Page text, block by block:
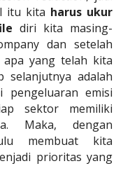
itu kita harus ukur
diri kita masing-
dan setelah
apa yang telah kita
selanjutnya adalah
pengeluaran emisi
sektor memiliki
Maka, dengan
membuat kita
prioritas yang